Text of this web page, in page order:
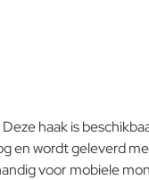
haak is
wordt geleverd
voor mobiele